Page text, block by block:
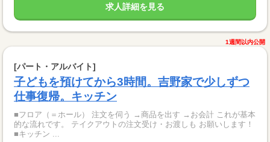
求人詳細を見る
1週間以内公開
[パート・アルバイト]
子どもを預けてから3時間。吉野家で少しずつ
仕事復帰。キッチン
■フロア（＝ホール） 注文を伺う →商品を出す →お会計 これが基本
的な流れです。 テイクアウトの注文受け・お渡しも お願いします！
■キッチン ...